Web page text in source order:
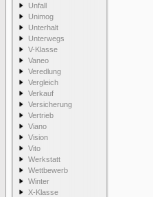
Unfall
Unimog
Unterhalt
Unterwegs
V-Klasse
Vaneo
Veredlung
Vergleich
Verkauf
Versicherung
Vertrieb
Viano
Vision
Vito
Werkstatt
Wettbewerb
Winter
X-Klasse